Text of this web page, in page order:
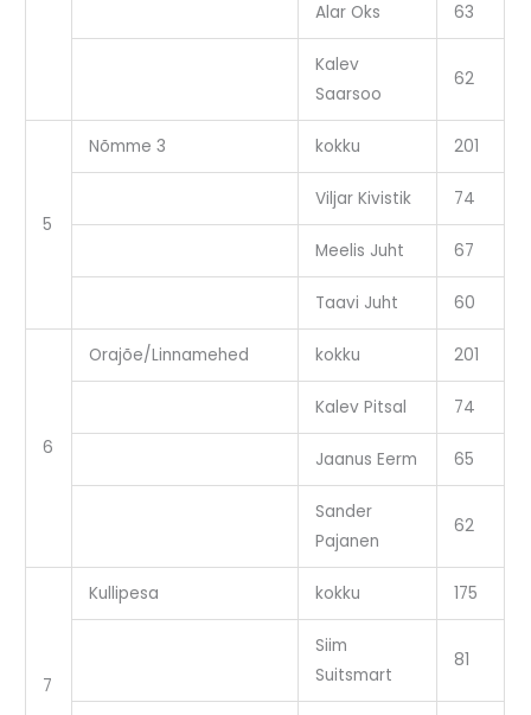
Alar Oks 63
Kalev
Saarsoo
62
5
Nõmme 3 kokku 201
Viljar Kivistik 74
Meelis Juht 67
Taavi Juht 60
6
Orajõe/Linnamehed kokku 201
Kalev Pitsal 74
Jaanus Eerm 65
Sander
Pajanen
62
7
Kullipesa kokku 175
Siim
Suitsmart
81